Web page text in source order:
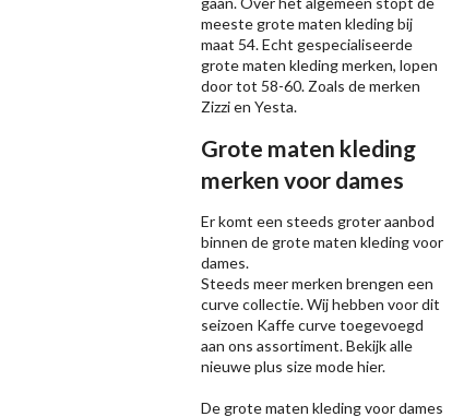
meeste grote maten kleding bij
maat 54. Echt gespecialiseerde
grote maten kleding merken, lopen
door tot 58-60. Zoals de merken
Zizzien Yesta.
Grote maten kleding
merken voor dames
Er komt een steeds groter aanbod
binnen de grote maten kleding voor
dames.
Steeds meer merken brengen een
curve collectie. Wij hebben voor dit
seizoen Kaffecurve toegevoegd
aan ons assortiment. Bekijk alle
nieuweplus size modehier.
De grote maten kleding voor dames